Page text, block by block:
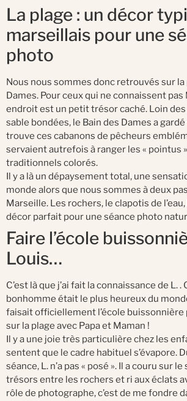
La plage : un décor
marseillais pour une
photo
Nous nous sommes donc retrouvés sur la
Dames. Pour ceux qui ne connaissent
endroit est un petit trésor caché. Loin
sable bondées, le Bain des Dames a gardé
trouve ces cabanons de pêcheurs
servaient autrefois à ranger les « pointus
traditionnels colorés.
Il y a là un dépaysement total, une
monde alors que nous sommes à deux
Marseille. Les rochers, le clapotis de
décor parfait pour une séance photo
Faire l’école
Louis…
C’est là que j’ai fait la connaissance de L. .
bonhomme était le plus heureux du
faisait officiellement l’école buissonnière
sur la plage avec Papa et Maman !
Il y a une joie très particulière chez les
sentent que le cadre habituel s’évapore.
séance, L. n’a pas « posé ». Il a couru sur
trésors entre les rochers et ri aux éclats
rôle de photographe, c’est de me fondre